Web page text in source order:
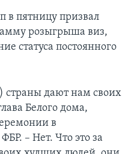
в пятницу призвал
розыгрыша виз,
статуса постоянного
страны дают нам своих
Белого дома,
в
– Нет. Что это за